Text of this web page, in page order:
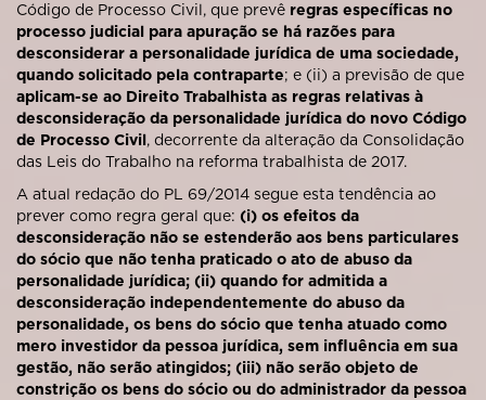
Código de Processo Civil, que prevê regras específicas no
processo judicial para apuração se há razões para
desconsiderar a personalidade jurídica de uma sociedade,
quando solicitado pela contraparte; e (ii) a previsão de que
aplicam-se ao Direito Trabalhista as regras relativas à
desconsideração da personalidade jurídica do novo Código
de Processo Civil, decorrente da alteração da Consolidação
das Leis do Trabalho na reforma trabalhista de 2017.
A atual redação do PL 69/2014 segue esta tendência ao
prever como regra geral que: (i) os efeitos da
desconsideração não se estenderão aos bens particulares
do sócio que não tenha praticado o ato de abuso da
personalidade jurídica; (ii) quando for admitida a
desconsideração independentemente do abuso da
personalidade, os bens do sócio que tenha atuado como
mero investidor da pessoa jurídica, sem influência em sua
gestão, não serão atingidos; (iii) não serão objeto de
constrição os bens do sócio ou do administrador da pessoa